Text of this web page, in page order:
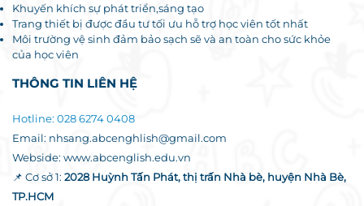
Khuyến khích sự phát triển,sáng tạo
Trang thiết bị được đầu tư tối ưu hỗ trợ học viên tốt nhất
Môi trường vệ sinh đảm bảo sạch sẽ và an toàn cho sức khỏe
của học viên
THÔNG TIN LIÊN HỆ
Hotline: 028 6274 0408
Email: nhsang.abcenghlish@gmail.com
Webside: www.abcenglish.edu.vn
📌 Cơ sở 1: 2028 Huỳnh Tấn Phát, thị trấn Nhà bè, huyện Nhà Bè,
TP.HCM